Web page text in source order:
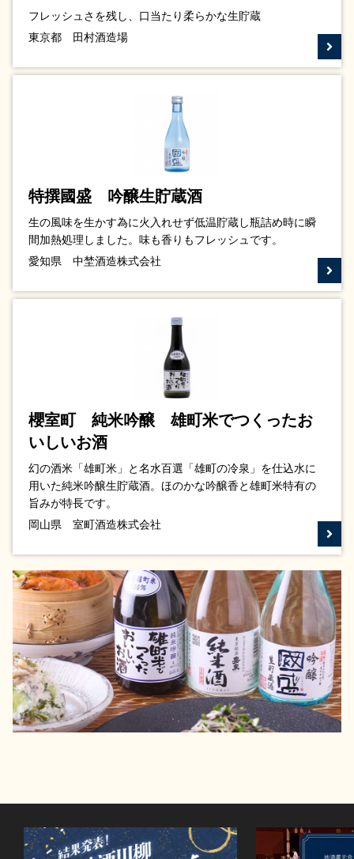
フレッシュさを残し、口当たり柔らかな生貯蔵
東京都 田村酒造場
特撰國盛 吟醸生貯蔵酒
生の風味を生かす為に火入れせず低温貯蔵し瓶詰め時に瞬
間加熱処理しました。味も香りもフレッシュです。
愛知県 中埜酒造株式会社
櫻室町 純米吟醸 雄町米でつくったお
いしいお酒
幻の酒米「雄町米」と名水百選「雄町の冷泉」を仕込水に
用いた純米吟醸生貯蔵酒。ほのかな吟醸香と雄町米特有の
旨みが特長です。
岡山県 室町酒造株式会社